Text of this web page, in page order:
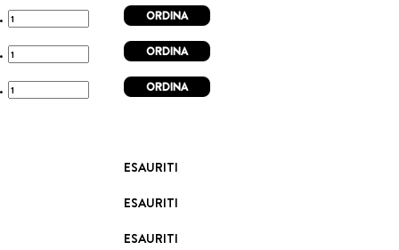
ORDINA
ORDINA
ORDINA
ESAURITI
ESAURITI
ESAURITI